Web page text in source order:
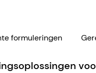
formuleringen